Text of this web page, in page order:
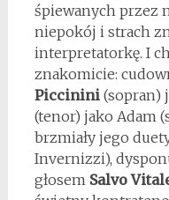
śpiewanych przez
niepokój i strach
interpretatorkę. I
znakomicie:
Piccinini(sopran)
(tenor) jako Adam
brzmiały jego
Invernizzi),
głosem Salvo